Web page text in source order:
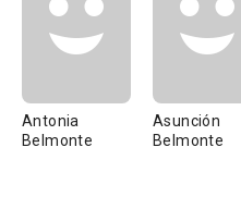
Antonia
Belmonte
Asunción
Belmonte